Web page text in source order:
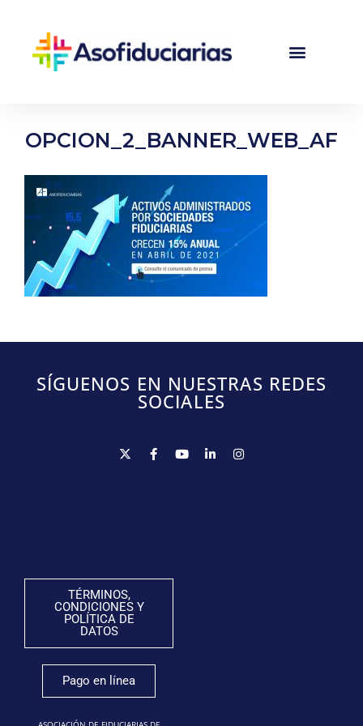
OPCION_2_BANNER_WEB_AF
SÍGUENOS EN NUESTRAS REDES
SOCIALES
TÉRMINOS,
CONDICIONES Y
POLÍTICA DE
DATOS
Pago en línea